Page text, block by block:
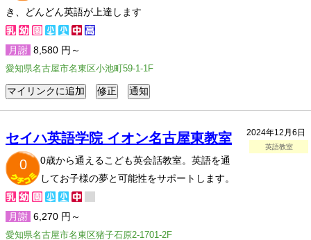
き、どんどん英語が上達します
月謝 8,580 円～
愛知県名古屋市名東区小池町59-1-1F
2024年12月6日
英語教室
セイハ英語学院 イオン名古屋東教室
0
0歳から通えるこども英会話教室。英語を通
してお子様の夢と可能性をサポートします。
月謝 6,270 円～
愛知県名古屋市名東区猪子石原2-1701-2F